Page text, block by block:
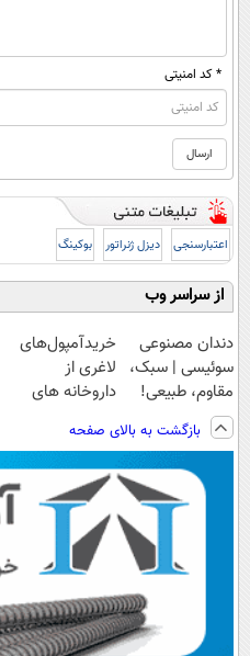
* کد امنیتی
اعتبارسنجی دیزل ژنراتور بوکینگ
از سراسر وب
دندان مصنوعی
سوئیسی | سبک،
مقاوم، طبیعی!
ویزیت
رایگان+پرداخت
اقساطی😍
خریدآمپول‌های
لاغری از
داروخانه های
فوری همراه با
پک یخ!
بازگشت به بالای صفحه